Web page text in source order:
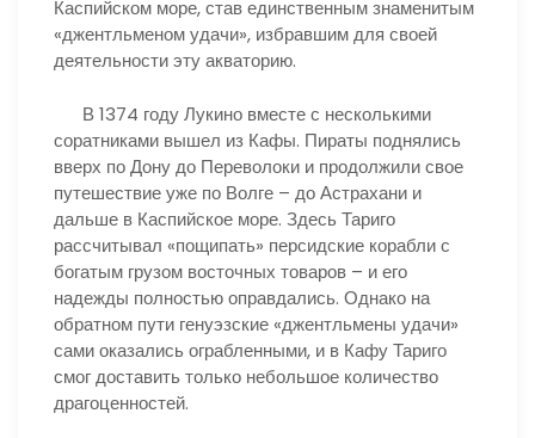
Каспийском море, став единственным знаменитым
«джентльменом удачи», избравшим для своей
деятельности эту акваторию.
В 1374 году Лукино вместе с несколькими
соратниками вышел из Кафы. Пираты поднялись
вверх по Дону до Переволоки и продолжили свое
путешествие уже по Волге – до Астрахани и
дальше в Каспийское море. Здесь Тариго
рассчитывал «пощипать» персидские корабли с
богатым грузом восточных товаров – и его
надежды полностью оправдались. Однако на
обратном пути генуэзские «джентльмены удачи»
сами оказались ограбленными, и в Кафу Тариго
смог доставить только небольшое количество
драгоценностей.